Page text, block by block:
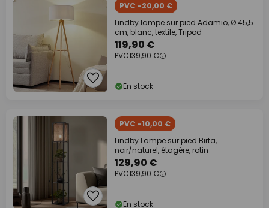
PVC -20,00 €
Lindby lampe sur pied Adamio, Ø 45,5
cm, blanc, textile, Tripod
119,90 €
PVC139,90 €
En stock
PVC -10,00 €
Lindby Lampe sur pied Birta,
noir/naturel, étagère, rotin
129,90 €
PVC139,90 €
En stock